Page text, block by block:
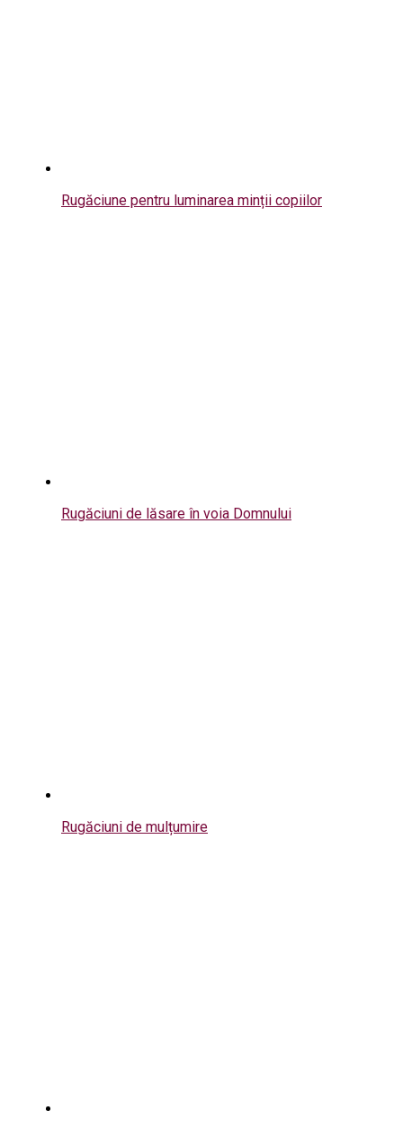
Rugăciune pentru luminarea minții copiilor
Rugăciuni de lăsare în voia Domnului
Rugăciuni de mulțumire